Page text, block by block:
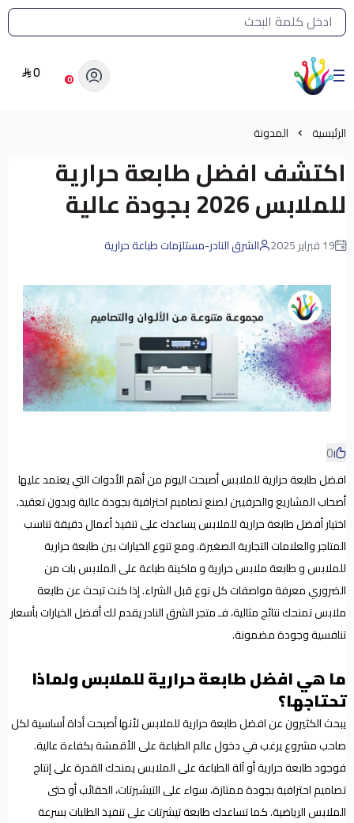
القائمة الرئيسية لمتجر الشرق النادر
الشرق النادر بيع مستلزمات طباعة حرارية 0
0
الرئيسية المدونة
اكتشف افضل طابعة حرارية
للملابس 2026 بجودة عالية
19 فبراير 2025 الشرق النادر-مستلزمات طباعة حرارية
0
افضل طابعة حرارية للملابس أصبحت اليوم من أهم الأدوات التي يعتمد عليها
أصحاب المشاريع والحرفيين لصنع تصاميم احترافية بجودة عالية وبدون تعقيد.
اختيار أفضل طابعة حرارية للملابس يساعدك على تنفيذ أعمال دقيقة تناسب
المتاجر والعلامات التجارية الصغيرة. ومع تنوع الخيارات بين طابعة حرارية
للملابس و طابعة ملابس حرارية و ماكينة طباعة على الملابس بات من
الضروري معرفة مواصفات كل نوع قبل الشراء. إذا كنت تبحث عن طابعة
ملابس تمنحك نتائج مثالية، فـ متجر الشرق النادر يقدم لك أفضل الخيارات بأسعار
تنافسية وجودة مضمونة.
ما هي افضل طابعة حرارية للملابس ولماذا
تحتاجها؟
يبحث الكثيرون عن افضل طابعة حرارية للملابس لأنها أصبحت أداة أساسية لكل
صاحب مشروع يرغب في دخول عالم الطباعة على الأقمشة بكفاءة عالية.
فوجود طابعة حرارية أو آلة الطباعة على الملابس يمنحك القدرة على إنتاج
تصاميم احترافية بجودة ممتازة، سواء على التيشيرتات، الحقائب أو حتى
الملابس الرياضية. كما تساعدك طابعة تيشرتات على تنفيذ الطلبات بسرعة